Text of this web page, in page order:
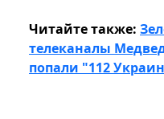
Читайте также:
телеканалы
попали "112